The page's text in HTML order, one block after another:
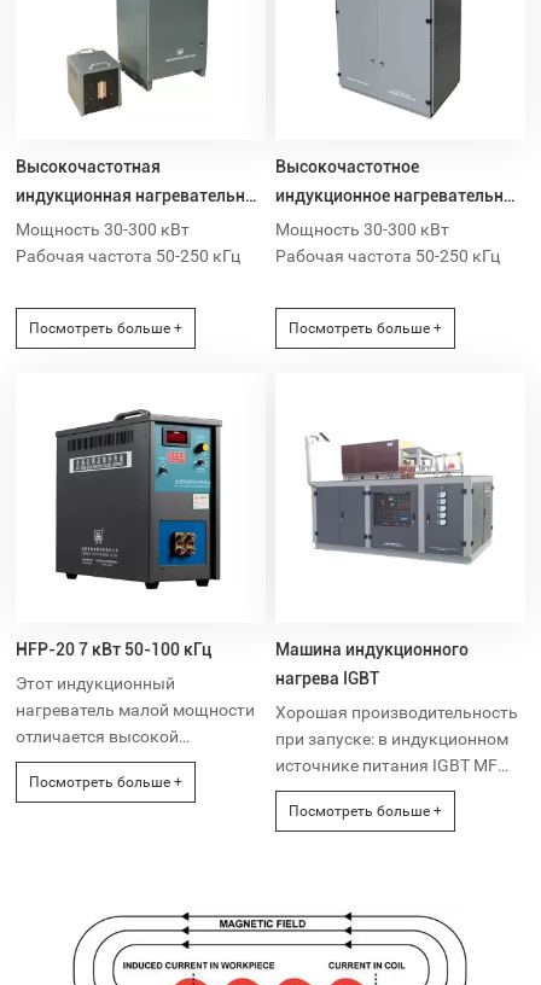
Высокочастотная
индукционная нагревательная
машина мощностью 30-50 кВт
Мощность 30-300 кВт
Рабочая частота 50-250 кГц
Посмотреть больше +
Высокочастотное
индукционное нагревательное
оборудование мощностью
100-300 кВт
Мощность 30-300 кВт
Рабочая частота 50-250 кГц
Посмотреть больше +
HFP-20 7 кВт 50-100 кГц
Этот индукционный
нагреватель малой мощности
отличается высокой
производительностью при
индукционном нагреве мелких
совершенствуется командой
Duolin в течение 30 лет,
долговечен и обладает
Посмотреть больше +
Машина индукционного
нагрева IGBT
Хорошая производительность
при запуске: в индукционном
источнике питания IGBT MF
применена технология series
resonance, позволяющая
Посмотреть больше +